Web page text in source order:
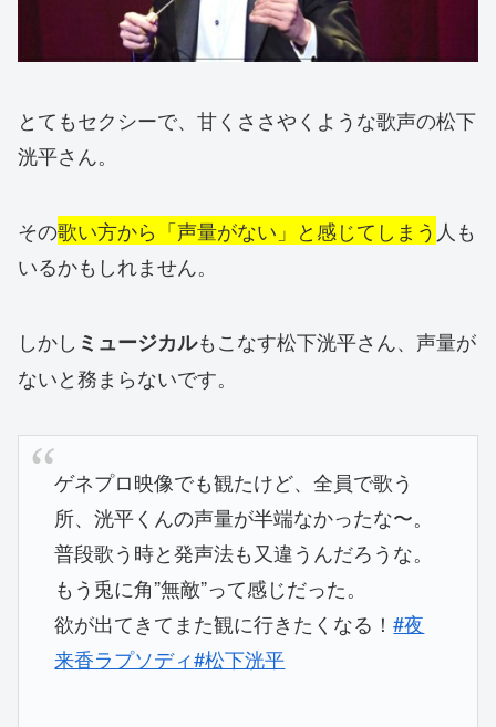
とてもセクシーで、甘くささやくような歌声の松下
洸平さん。
その歌い方から「声量がない」と感じてしまう 人も
いるかもしれません。
しかし ミュージカルもこなす松下洸平さん、声量が
ないと務まらないです。
ゲネプロ映像でも観たけど、全員で歌う
所、洸平くんの声量が半端なかったな〜。
普段歌う時と発声法も又違うんだろうな。
もう兎に角”無敵”って感じだった。
欲が出てきてまた観に行きたくなる！#夜
来香ラプソディ#松下洸平